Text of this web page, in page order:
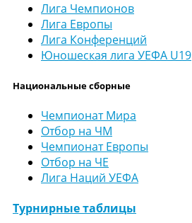
Лига Чемпионов
Лига Европы
Лига Конференций
Юношеская лига УЕФА U19
Национальные сборные
Чемпионат Мира
Отбор на ЧМ
Чемпионат Европы
Отбор на ЧЕ
Лига Наций УЕФА
Турнирные таблицы